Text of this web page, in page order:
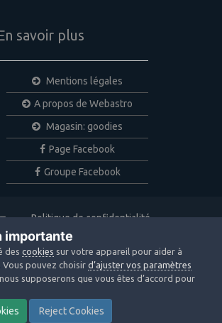
savoir plus
Mentions légales
A propos de Webastro
Magasin: goodies
Page Facebook
Groupe Facebook
Politique de confidentialité
Nous contacter
Copyright © 2020 Webastro
Powered by Invision Community
importante
descookies sur votre appareil pour aider à
Vous pouvez choisird’ajuster vos paramètres
supposerons que vous êtes d’accord pour
Reject Cookies